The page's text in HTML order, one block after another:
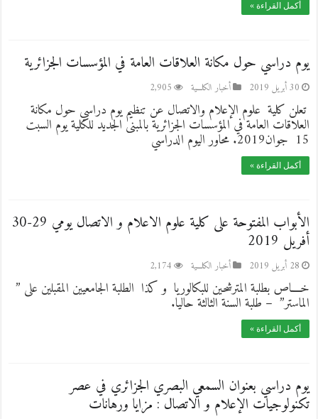
أكمل القراءة »
يوم دراسي حول مكانة العلاقات العامة في المؤسسات الجزائرية
30 أبريل 2019 أخبار الكلـــية 2,905
تعلن كلية علوم الإعلام والاتصال عن تنظيم يوم دراسي حول مكانة
العلاقات العامة في المؤسسات الجزائرية بالمبنى الجديد للكلية يوم السبت
15 جوان2019. محاور اليوم الدراسي
أكمل القراءة »
الأبواب المفتوحة على كلية علوم الاعلام و الاتصال يومي 29-30
أفريل 2019
28 أبريل 2019 أخبار الكلـــية 2,174
خــــاص بطلبة المترشحين للبكالوريا و كذا الطلبة الجامعيين المقبلين على ”
الماستر” – طلبة السنة الثالثة حاليا.
أكمل القراءة »
يوم دراسي بعنوان السمعي البصري الجزائري في عصر
تكنولوجيات الإعلام و الاتصال : مزايا ورهانات